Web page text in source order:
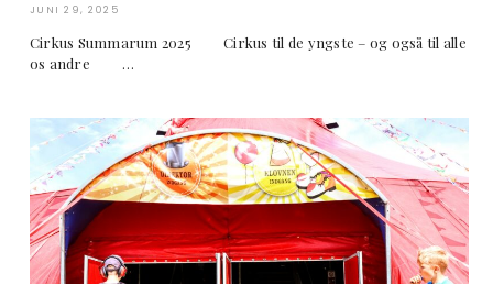
JUNI 29, 2025
Cirkus Summarum 2025 Cirkus til de yngste – og også til alle
os andre …